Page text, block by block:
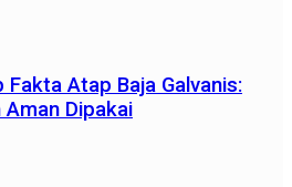
Atap Baja Galvanis:
Dipakai